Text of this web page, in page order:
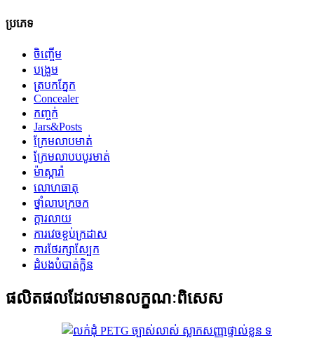
ប្រភេទ
ចិញ្ចើម
បង្រួម
ត្របកភ្នែក
Concealer
កញ្ចក់
Jars&Posts
ក្រែមលាបមាត់
ក្រែមលាបបបូរមាត់
ម៉ាស្ការ៉ា
លោហធាតុ
ថ្នាំលាបក្រចក
ក្ដារលាយ
ការវេចខ្ចប់ក្រដាស
ការថែរក្សាស្បែក
ដំបងបំបាត់ក្លិន
ផលិតផលដែលមានលក្ខណៈពិសេស